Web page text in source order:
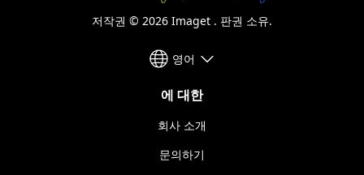
저작권 © 2026 Imaget . 판권 소유.
영어
에 대한
회사 소개
문의하기